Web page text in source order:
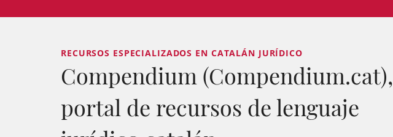
RECURSOS ESPECIALIZADOS EN CATALÁN JURÍDICO
Compendium (Compendium.cat),
portal de recursos de lenguaje